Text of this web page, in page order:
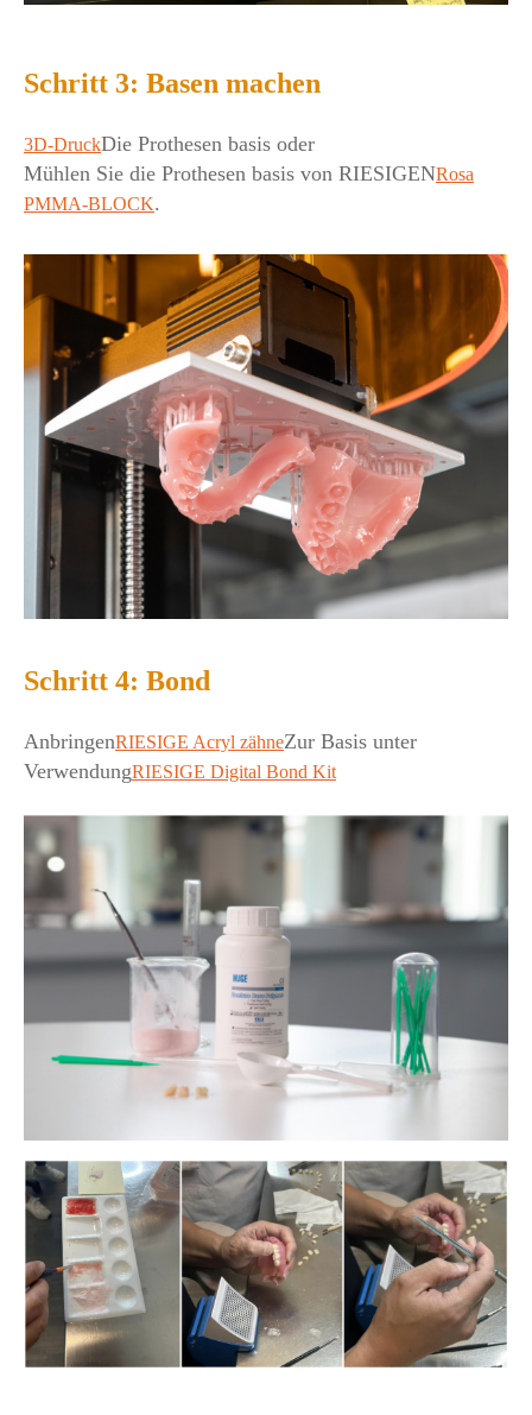
Schritt 3: Basen machen
3D-DruckDie Prothesen basis oder
Mühlen Sie die Prothesen basis von RIESIGENRosa
PMMA-BLOCK.
Schritt 4: Bond
AnbringenRIESIGE Acryl zähneZur Basis unter
VerwendungRIESIGE Digital Bond Kit